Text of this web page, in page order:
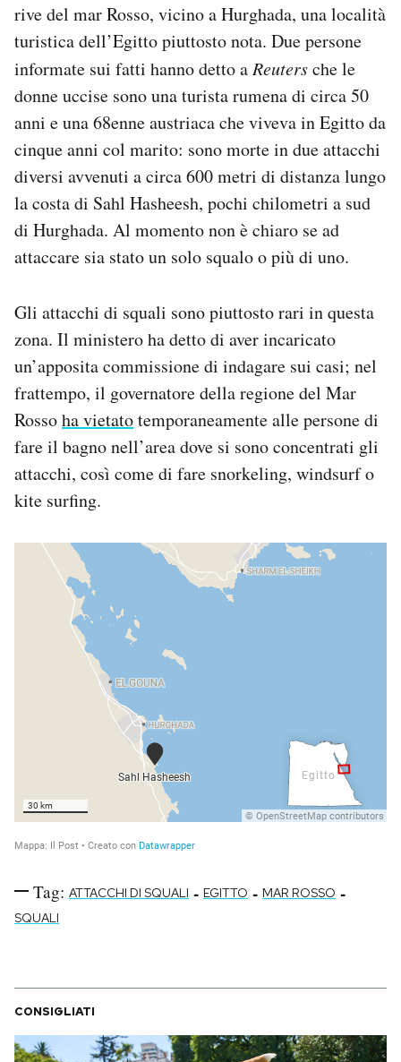
CALENDARIO
AREA PERSONALE
Newsletter
Notifiche mobile
Regala il Post
Hai bisogno di aiuto?
Esci
rive del mar Rosso, vicino a Hurghada, una località
turistica dell’Egitto piuttosto nota. Due persone
informate sui fatti hanno detto a Reutersche le
donne uccise sono una turista rumena di circa 50
anni e una 68enne austriaca che viveva in Egitto da
cinque anni col marito: sono morte in due attacchi
diversi avvenuti a circa 600 metri di distanza lungo
la costa di Sahl Hasheesh, pochi chilometri a sud
di Hurghada. Al momento non è chiaro se ad
attaccare sia stato un solo squalo o più di uno.
Gli attacchi di squali sono piuttosto rari in questa
zona. Il ministero ha detto di aver incaricato
un’apposita commissione di indagare sui casi; nel
frattempo, il governatore della regione del Mar
Rossoha vietatotemporaneamente alle persone di
fare il bagno nell’area dove si sono concentrati gli
attacchi, così come di fare snorkeling, windsurf o
kite surfing.
Tag: ATTACCHI DI SQUALI - EGITTO - MAR ROSSO -
SQUALI
CONSIGLIATI